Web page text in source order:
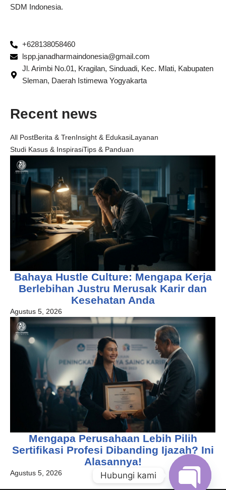
SDM Indonesia.
+628138058460
lspp.janadharmaindonesia@gmail.com
Jl. Arimbi No.01, Kragilan, Sinduadi, Kec. Mlati, Kabupaten
Sleman, Daerah Istimewa Yogyakarta
Recent news
All PostBerita & TrenInsight & EdukasiLayanan
Studi Kasus & InspirasiTips & Panduan
Bahaya Hustle Culture: Mengapa Kerja
Berlebihan Justru Merusak Karir dan
Kesehatan Anda
Agustus 5, 2026
Mengapa Perusahaan Lebih Pilih
Sertifikasi Profesi Dibanding Ijazah? Ini
Alasannya!
Agustus 5, 2026 Hubungi kami